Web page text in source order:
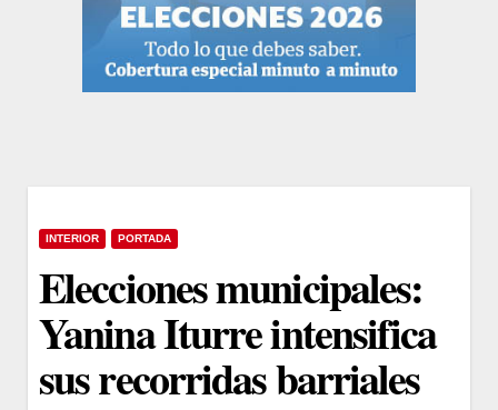
INTERIOR PORTADA
Elecciones municipales:
Yanina Iturre intensifica
sus recorridas barriales